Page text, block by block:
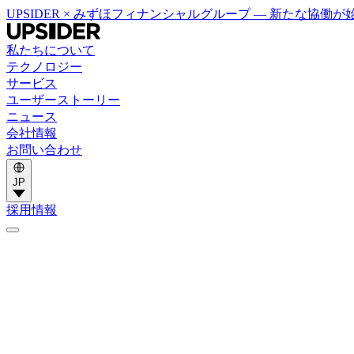
UPSIDER × みずほフィナンシャルグループ — 新たな協働が
私たちについて
テクノロジー
サービス
ユーザーストーリー
ニュース
会社情報
お問い合わせ
JP
採用情報